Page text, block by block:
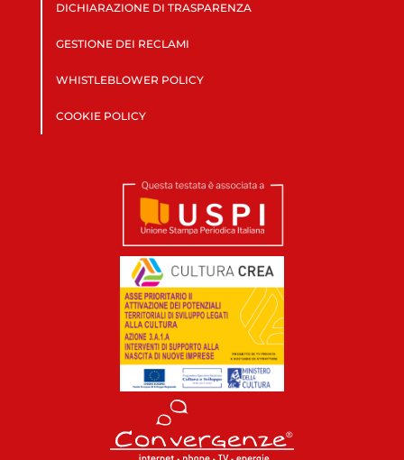
DICHIARAZIONE DI TRASPARENZA
GESTIONE DEI RECLAMI
WHISTLEBLOWER POLICY
COOKIE POLICY